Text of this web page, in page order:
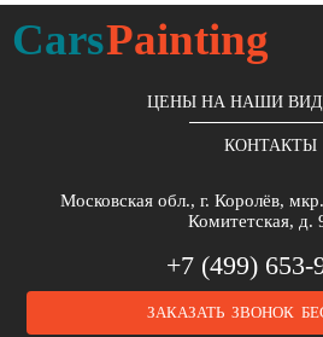
CarsPainting
ЦЕНЫ НА НАШИ
КОНТАКТЫ
Московская обл., г. Королёв,
Комитетская, д.
+7 (499) 653-
ЗАКАЗАТЬ ЗВОНОК